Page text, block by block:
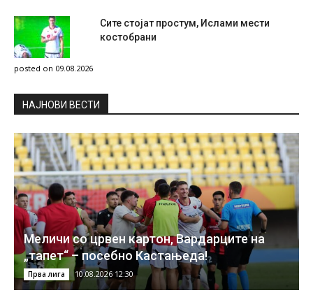
Сите стојат простум, Ислами мести
костобрани
posted on 09.08.2026
НAЈНОВИ ВЕСТИ
Меличи со црвен картон, Вардарците на
„тапет“ – посебно Кастањеда!
Прва лига 10.08.2026 12:30